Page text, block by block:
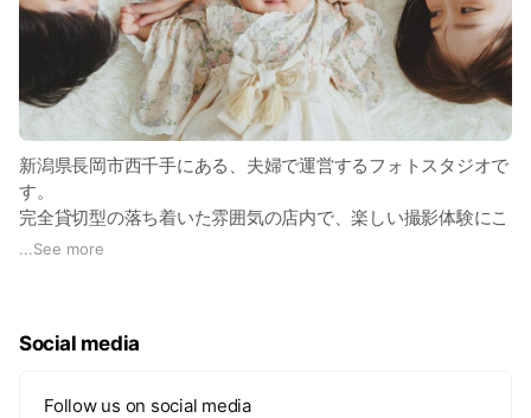
新潟県長岡市西千手にある、夫婦で運営するフォトスタジオで
す。
完全貸切型の落ち着いた雰囲気の店内で、楽しい撮影体験にこ
だわった様々な撮影ができます。
...See more
Social media
Follow us on social media